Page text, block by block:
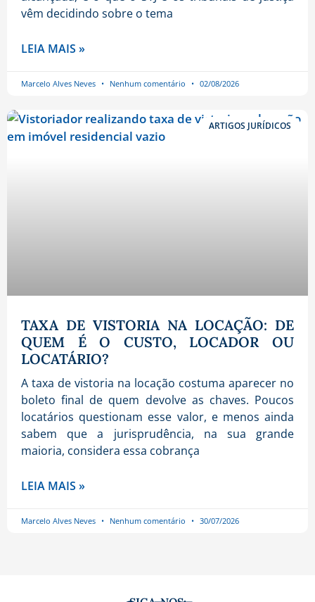
vêm decidindo sobre o tema
LEIA MAIS »
Marcelo Alves Neves Nenhum comentário 02/08/2026
ARTIGOS JURÍDICOS
TAXA DE VISTORIA NA LOCAÇÃO: DE
QUEM É O CUSTO, LOCADOR OU
LOCATÁRIO?
A taxa de vistoria na locação costuma aparecer no
boleto final de quem devolve as chaves. Poucos
locatários questionam esse valor, e menos ainda
sabem que a jurisprudência, na sua grande
maioria, considera essa cobrança
LEIA MAIS »
Marcelo Alves Neves Nenhum comentário 30/07/2026